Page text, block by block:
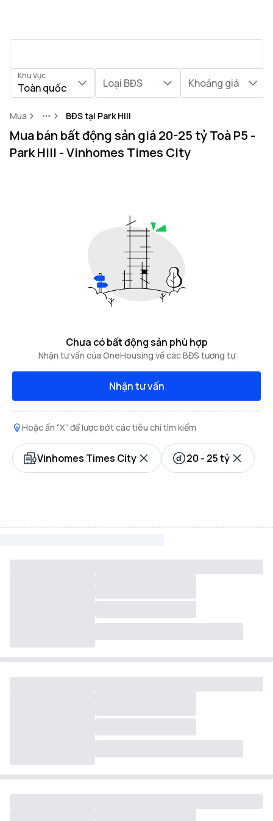
Khu Vực
Toàn quốc Loại BĐS Khoảng giá
Mua MoreBĐS tại Park Hill
Mua bán bất động sản giá 20-25 tỷ Toà P5 -
Park Hill - Vinhomes Times City
Chưa có bất động sản phù hợp
Nhận tư vấn của OneHousing về các BĐS tương tự
Nhận tư vấn
Hoặc ấn “X” để lược bớt các tiêu chí tìm kiếm
Vinhomes Times City 20 - 25 tỷ